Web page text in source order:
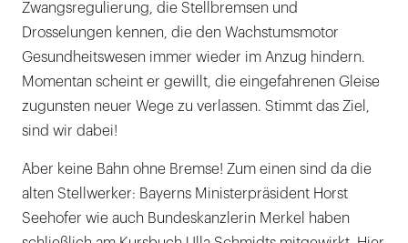
Zwangsregulierung, die Stellbremsen und
Drosselungen kennen, die den Wachstumsmotor
Gesundheitswesen immer wieder im Anzug hindern.
Momentan scheint er gewillt, die eingefahrenen Gleise
zugunsten neuer Wege zu verlassen. Stimmt das Ziel,
sind wir dabei!
Aber keine Bahn ohne Bremse! Zum einen sind da die
alten Stellwerker: Bayerns Ministerpräsident Horst
Seehofer wie auch Bundeskanzlerin Merkel haben